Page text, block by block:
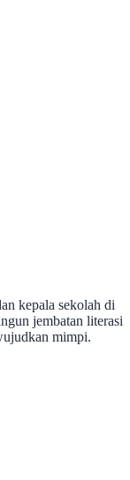
kepala sekolah di
jembatan literasi
mimpi.